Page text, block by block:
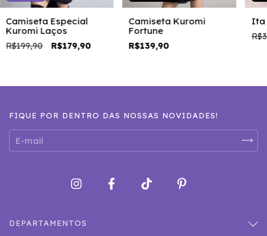
Camiseta Especial
Kuromi Laços
R$199,90 R$179,90
Camiseta Kuromi
Fortune
R$139,90
Ita
FIQUE POR DENTRO DAS NOSSAS NOVIDADES!
DEPARTAMENTOS